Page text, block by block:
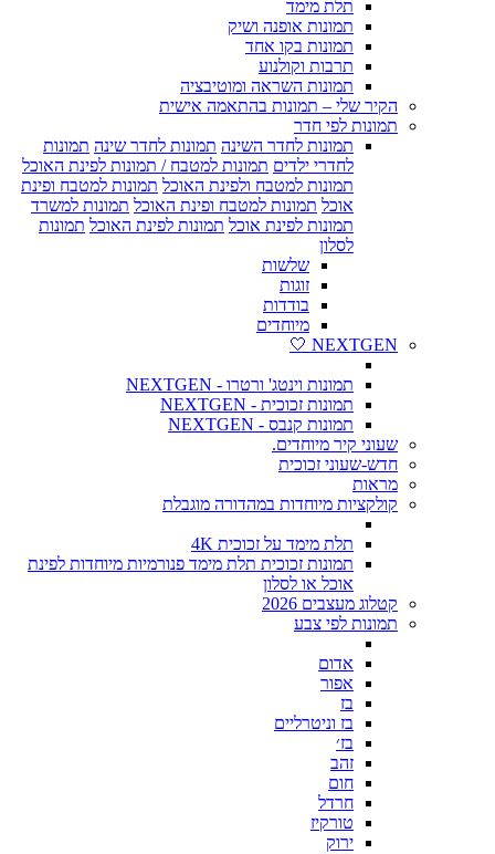
תלת מימד
תמונות אופנה ושיק
תמונות בקו אחד
תרבות וקולנוע
תמונות השראה ומוטיבציה
הקיר שלי – תמונות בהתאמה אישית
תמונות לפי חדר
תמונות לחדר השינה תמונות לחדר שינה תמונות
לחדרי ילדים תמונות למטבח / תמונות לפינת האוכל
תמונות למטבח ולפינת האוכל תמונות למטבח ופינת
אוכל תמונות למטבח ופינת האוכל תמונות למשרד
תמונות לפינת אוכל תמונות לפינת האוכל תמונות
לסלון
שלשות
זוגות
בודדות
מיוחדים
NEXTGEN 🤍
תמונות וינטג' ורטרו - NEXTGEN
תמונות זכוכית - NEXTGEN
תמונות קנבס - NEXTGEN
שעוני קיר מיוחדים.
חדש-שעוני זכוכית
מראות
קולקציות מיוחדות במהדורה מוגבלת
תלת מימד על זכוכית 4K
תמונות זכוכית תלת מימד פנורמיות מיוחדות לפינת
אוכל או לסלון
קטלוג מעצבים 2026
תמונות לפי צבע
אדום
אפור
בז
בז וניטרליים
בז׳
זהב
חום
חרדל
טורקיז
ירוק